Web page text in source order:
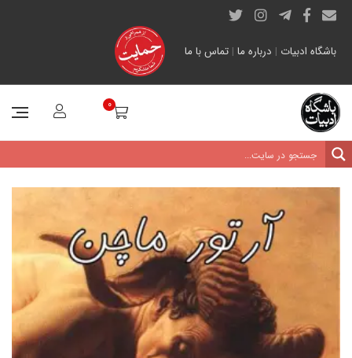
باشگاه ادبیات | درباره ما | تماس با ما
0